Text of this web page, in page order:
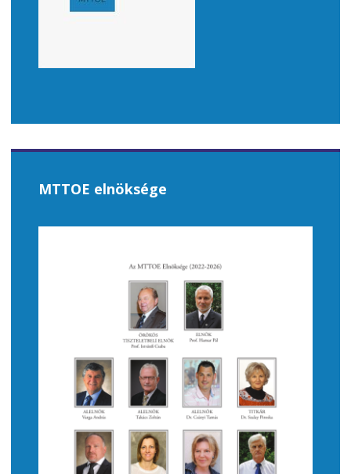
MTTOE elnöksége